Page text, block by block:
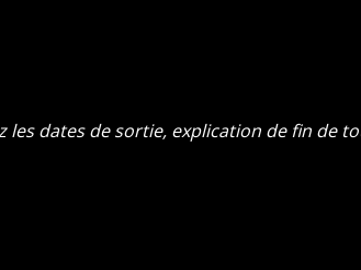
les dates de sortie, explication de fin de